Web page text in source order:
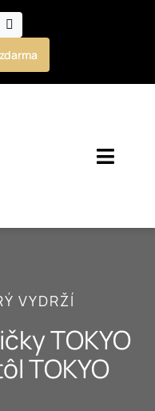
Kuchyne
O nás
VYDRŽÍ
TOKYO
TOKYO